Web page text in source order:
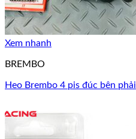
Xem nhanh
BREMBO
Heo Brembo 4 pis đúc bên phải